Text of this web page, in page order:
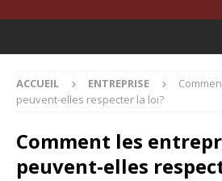
ACCUEIL ENTREPRISE
peuvent-elles respecter la loi?
Comment les
peuvent-elles